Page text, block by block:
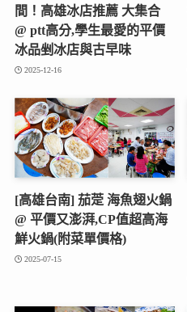
間！高雄冰店推薦 大集合
@ ptt高分,學生最愛的平價
冰品剉冰店與古早味
2025-12-16
[高雄台南] 茄萣 海魚翅火鍋
@ 平價又澎湃,CP值超高海
鮮火鍋(附菜單價格)
2025-07-15